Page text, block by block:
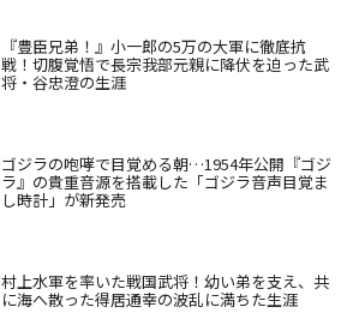
『豊臣兄弟！』小一郎の5万の大軍に徹底抗
戦！切腹覚悟で長宗我部元親に降伏を迫った武
将・谷忠澄の生涯
ゴジラの咆哮で目覚める朝…1954年公開『ゴジ
ラ』の貴重音源を搭載した「ゴジラ音声目覚ま
し時計」が新発売
村上水軍を率いた戦国武将！幼い弟を支え、共
に海へ散った得居通幸の波乱に満ちた生涯